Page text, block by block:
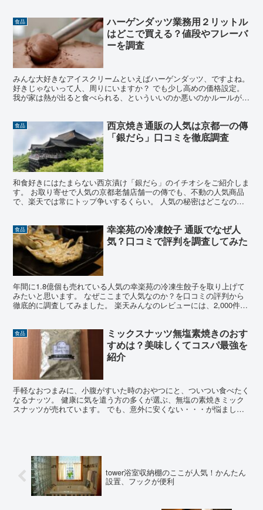
食品
ハーゲンダッツ業務用２リットル
はどこで買える？値段やフレーバ
ーを調査
みんな大好きなアイスクリームといえばハーゲンダッツ、ですよね。
好きじゃないって人、周りにいますか？ でも少し高めの価格設定。
我が家は熱が出ると食べられる、といういいのか悪いのかルールがあ
食品
西京焼き通販の人気は京都一の傳
「銀だら」口コミを徹底調査
和食好きにはたまらない西京漬け「銀だら」のイチオシをご紹介しま
す。 お取り寄せで人気の京都老舗店舗一の傳でも、不動の人気商品
で、楽天では常にトップ争いするくらい。 人気の秘密はどこなの
食品
幸楽苑の冷凍餃子 通販でなぜ人
気？口コミで評判を調査してみた
年間に1.8億個も売れている人気の幸楽苑の冷凍生餃子を取り上げて
みたいと思います。 なぜここまで人気なのか？を口コミの評判から
徹底的に調査してみました。 楽天みんなのレビューには、2,000件を
食品
ミックスナッツ無塩素焼きのおす
すめは？美味しくてコスパ最強を
紹介
手軽なおつまみに、小腹がすいた時のおやつにと、ついつい食べたく
なるナッツ。 健康に気を遣う方の多くが選ぶ、無塩の素焼きミック
スナッツが売れています。 でも、意外に安くない・・・が悩ましい
tower浴室収納棚のここが人気！かんたん
設置、フックが便利